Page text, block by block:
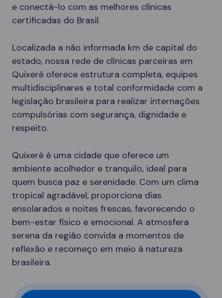
e conectá-lo com as melhores clínicas
certificadas do Brasil.
Localizada a não informada km de capital do
estado, nossa rede de clínicas parceiras em
Quixeré oferece estrutura completa, equipes
multidisciplinares e total conformidade com a
legislação brasileira para realizar internações
compulsórias com segurança, dignidade e
respeito.
Quixeré é uma cidade que oferece um
ambiente acolhedor e tranquilo, ideal para
quem busca paz e serenidade. Com um clima
tropical agradável, proporciona dias
ensolarados e noites frescas, favorecendo o
bem-estar físico e emocional. A atmosfera
serena da região convida a momentos de
reflexão e recomeço em meio à natureza
brasileira.